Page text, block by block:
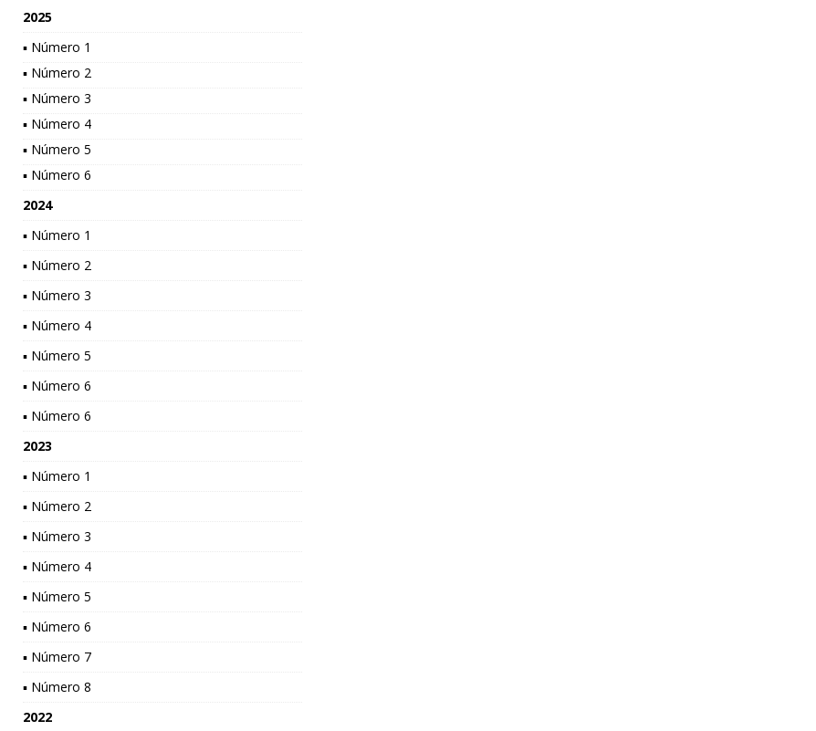
2025
▪ Número 1
▪ Número 2
▪ Número 3
▪ Número 4
▪ Número 5
▪ Número 6
2024
▪ Número 1
▪ Número 2
▪ Número 3
▪ Número 4
▪ Número 5
▪ Número 6
▪ Número 6
2023
▪ Número 1
▪ Número 2
▪ Número 3
▪ Número 4
▪ Número 5
▪ Número 6
▪ Número 7
▪ Número 8
2022